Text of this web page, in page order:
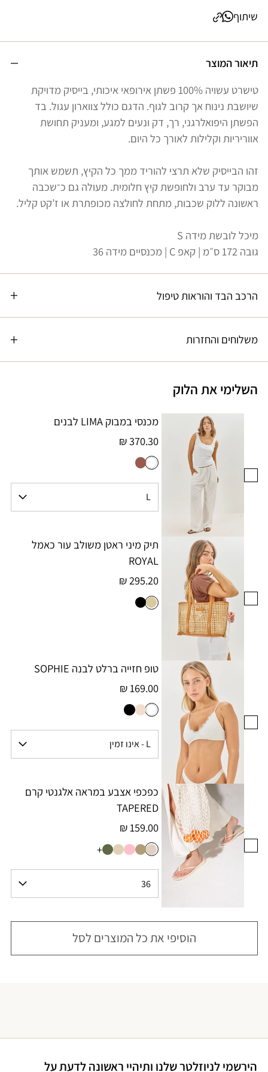
שיתוף
תיאור המוצר
טישרט עשויה 100% פשתן אירופאי איכותי, בייסיק מדויקת
שיושבת נינוח אך קרוב לגוף. הדגם כולל צווארון עגול. בד
הפשתן היפואלרגני, רך, דק ונעים למגע, ומעניק תחושת
אווריריות וקלילות לאורך כל היום.
זהו הבייסיק שלא תרצי להוריד ממך כל הקיץ, תשמש אותך
מבוקר עד ערב ולחופשת קיץ חלומית. מעולה גם כ־שכבה
ראשונה ללוק שכבות, מתחת לחולצה מכופתרת או ז’קט קליל.
מיכל לובשת מידה S
גובה 172 ס״מ | קאפ C | מכנסיים מידה 36
הרכב הבד והוראות טיפול
משלוחים והחזרות
השלימי את הלוק
מכנסי במבוק LIMA לבנים
370.30 ₪
תיק מיני ראטן משולב עור כאמל
ROYAL
295.20 ₪
טופ חזייה ברלט לבנה SOPHIE
169.00 ₪
כפכפי אצבע במראה אלגנטי קרם
TAPERED
159.00 ₪
+
הוסיפי את כל המוצרים לסל
הירשמי לניוזלטר שלנו ותיהיי ראשונה לדעת על